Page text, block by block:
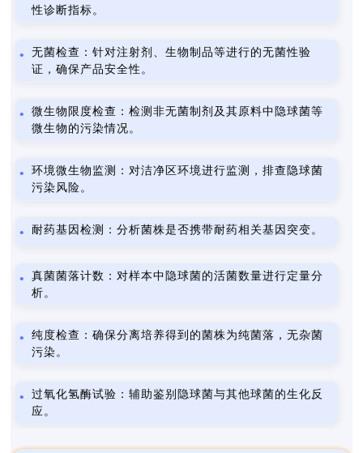
性诊断指标。
无菌检查：针对注射剂、生物制品等进行的无菌性验
证，确保产品安全性。
微生物限度检查：检测非无菌制剂及其原料中隐球菌等
微生物的污染情况。
环境微生物监测：对洁净区环境进行监测，排查隐球菌
污染风险。
耐药基因检测：分析菌株是否携带耐药相关基因突变。
真菌菌落计数：对样本中隐球菌的活菌数量进行定量分
析。
纯度检查：确保分离培养得到的菌株为纯菌落，无杂菌
污染。
过氧化氢酶试验：辅助鉴别隐球菌与其他球菌的生化反
应。